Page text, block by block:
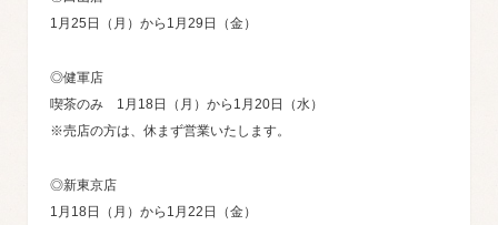
1月25日（月）から1月29日（金）
◎健軍店
喫茶のみ 1月18日（月）から1月20日（水）
※売店の方は、休まず営業いたします。
◎新東京店
1月18日（月）から1月22日（金）